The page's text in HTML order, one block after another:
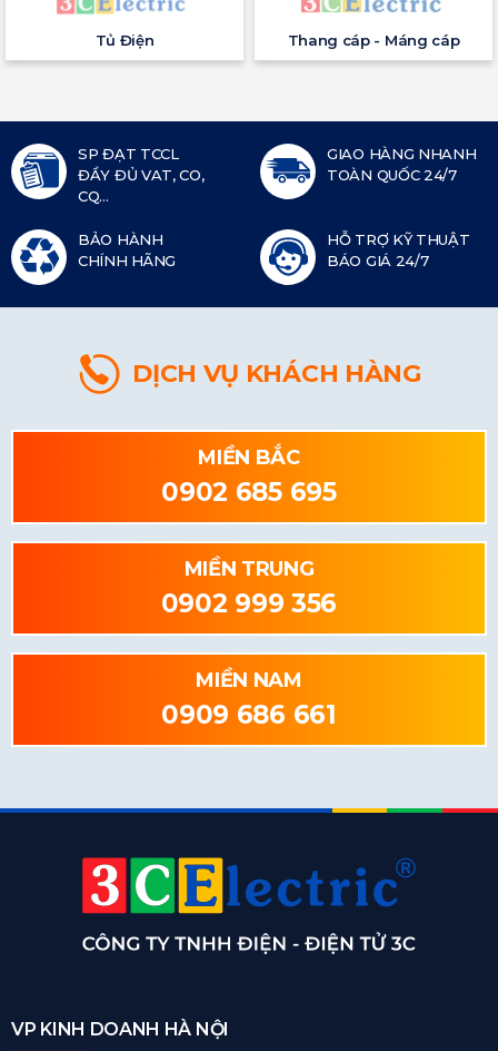
Tủ Điện Thang cáp - Máng cáp
SP ĐẠT TCCL
ĐẦY ĐỦ VAT, CO,
CQ...
GIAO HÀNG NHANH
TOÀN QUỐC 24/7
BẢO HÀNH
CHÍNH HÃNG
HỖ TRỢ KỸ THUẬT
BÁO GIÁ 24/7
DỊCH VỤ KHÁCH HÀNG
MIỀN BẮC
0902 685 695
MIỀN TRUNG
0902 999 356
MIỀN NAM
0909 686 661
VP KINH DOANH HÀ NỘI